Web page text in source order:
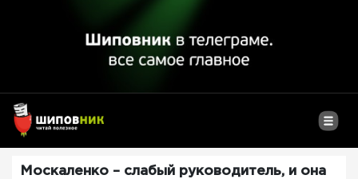
Москаленко – слабый руководитель, и она